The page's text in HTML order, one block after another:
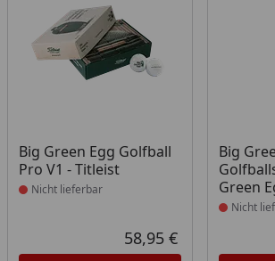
Big Green Egg Golfball
Pro V1 - Titleist
Produkt nicht lieferbar
Nicht lieferbar
Aktueller Preis
58,95 €
Big
Green
Produkt
Nicht